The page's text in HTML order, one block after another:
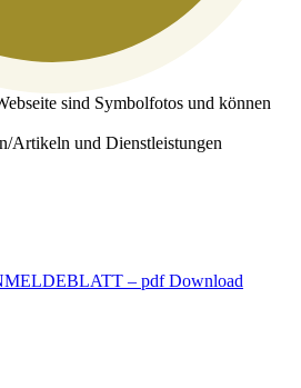
sind Symbolfotos und können
Artikeln und Dienstleistungen
– pdf Download